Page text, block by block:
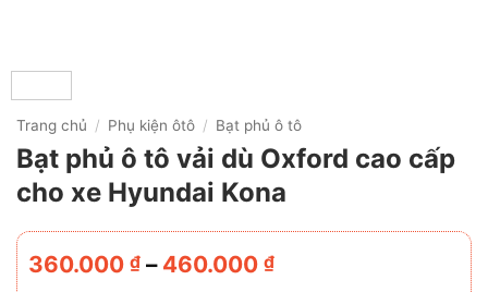
Trang chủ / Phụ kiện ôtô / Bạt phủ ô tô
Bạt phủ ô tô vải dù Oxford cao cấp
cho xe Hyundai Kona
360.000 ₫ – 460.000 ₫Khoảng